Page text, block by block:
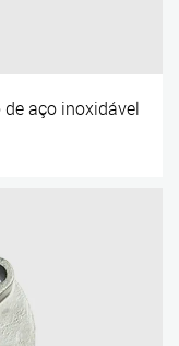
aço inoxidável